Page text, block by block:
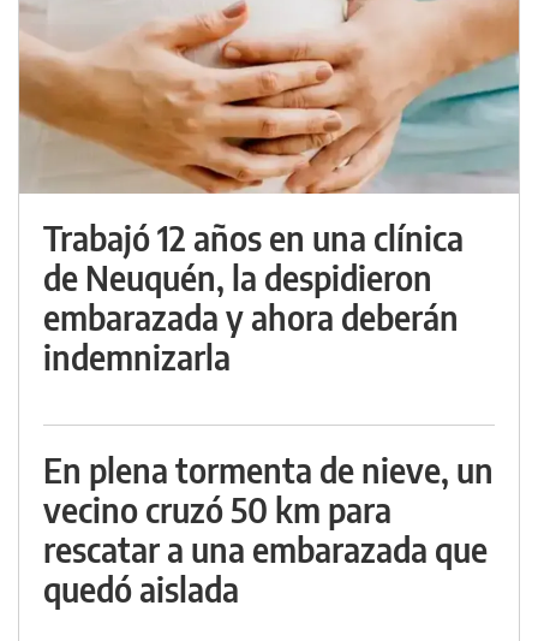
Trabajó 12 años en una clínica
de Neuquén, la despidieron
embarazada y ahora deberán
indemnizarla
En plena tormenta de nieve, un
vecino cruzó 50 km para
rescatar a una embarazada que
quedó aislada